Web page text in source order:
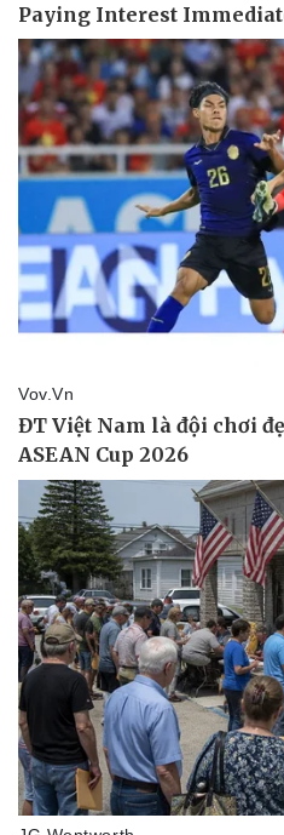
Doanh nghiệp
Thông tin doanh nghiệp
Doanh nghiệp 24h
Doanh nhân
Vì cộng đồng